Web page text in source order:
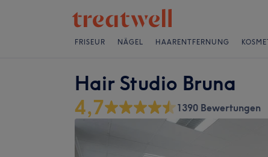
FRISEUR NÄGEL HAARENTFERNUNG
Hair Studio Bruna
4,7 1390 Bewertungen